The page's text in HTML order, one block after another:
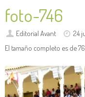
foto-746
Editorial Avant
24
El tamaño completo es de